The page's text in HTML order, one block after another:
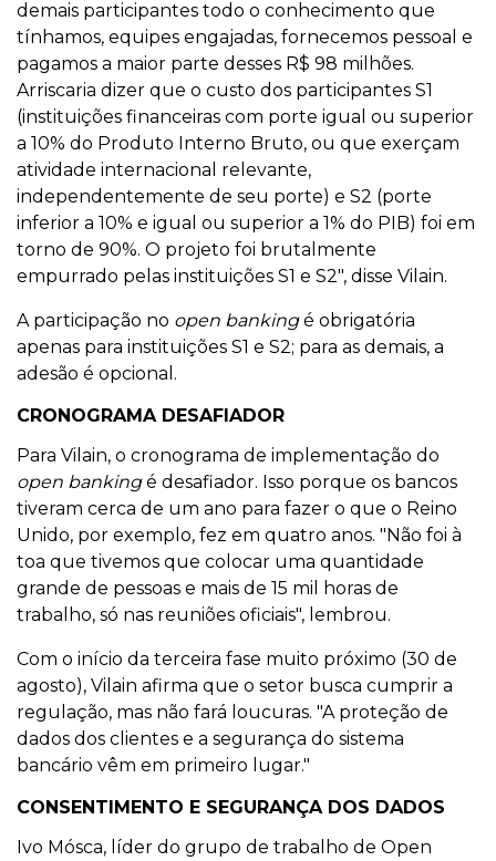
demais participantes todo o conhecimento que
tínhamos, equipes engajadas, fornecemos pessoal e
pagamos a maior parte desses R$ 98 milhões.
Arriscaria dizer que o custo dos participantes S1
(instituições financeiras com porte igual ou superior
a 10% do Produto Interno Bruto, ou que exerçam
atividade internacional relevante,
independentemente de seu porte) e S2 (porte
inferior a 10% e igual ou superior a 1% do PIB) foi em
torno de 90%. O projeto foi brutalmente
empurrado pelas instituições S1 e S2", disse Vilain.
A participação no open bankingé obrigatória
apenas para instituições S1 e S2; para as demais, a
adesão é opcional.
CRONOGRAMA DESAFIADOR
Para Vilain, o cronograma de implementação do
open bankingé desafiador. Isso porque os bancos
tiveram cerca de um ano para fazer o que o Reino
Unido, por exemplo, fez em quatro anos. "Não foi à
toa que tivemos que colocar uma quantidade
grande de pessoas e mais de 15 mil horas de
trabalho, só nas reuniões oficiais", lembrou.
Com o início da terceira fase muito próximo (30 de
agosto), Vilain afirma que o setor busca cumprir a
regulação, mas não fará loucuras. "A proteção de
dados dos clientes e a segurança do sistema
bancário vêm em primeiro lugar."
CONSENTIMENTO E SEGURANÇA DOS DADOS
Ivo Mósca, líder do grupo de trabalho de Open